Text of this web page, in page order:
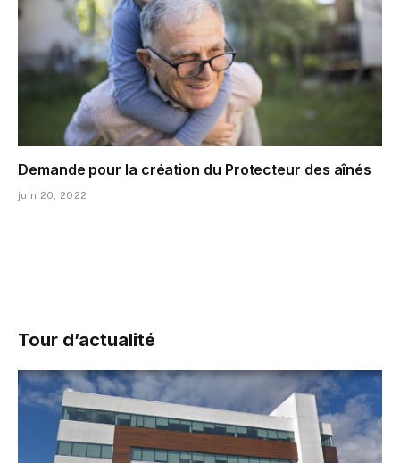
Demande pour la création du Protecteur des aînés
juin 20, 2022
Tour d’actualité